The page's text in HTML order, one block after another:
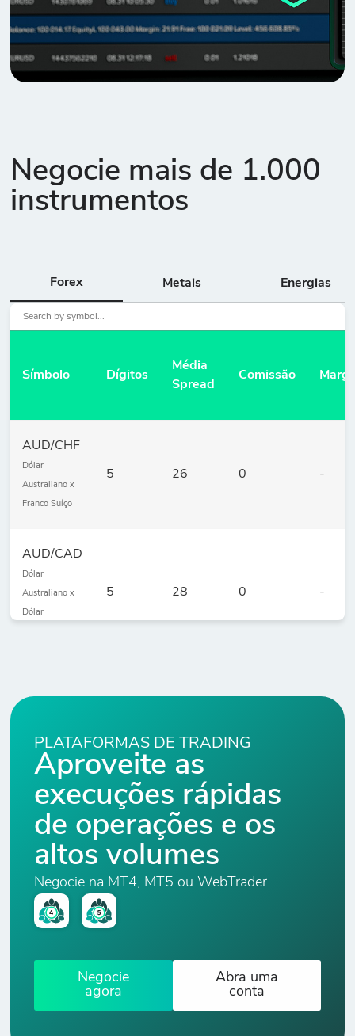
Negocie mais de 1.000
instrumentos
Forex Metais Energias
Símbolo Dígitos
Média
Spread
Comissão
AUD/CHF
Dólar
Australiano x
Franco Suíço
5 26 0 -
AUD/CAD
Dólar
Australiano x
Dólar
5 28 0 -
Iene Japonês
AUD/NZD
Australiano x
Dólar
5 36 0
AUD/USD
PLATAFORMAS DE TRADING
Aproveite as
execuções rápidas
de operações e os
altos volumes
Negocie na MT4, MT5 ou WebTrader
Negocie
agora
Abra uma
conta